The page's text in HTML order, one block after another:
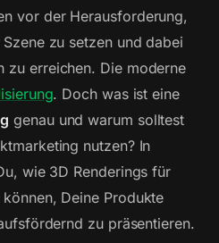
vor der Herausforderung,
zu setzen und dabei
zu erreichen. Die moderne
. Doch was ist eine
genau und warum solltest
nutzen? In
wie 3D Renderings für
Deine Produkte
zu präsentieren.